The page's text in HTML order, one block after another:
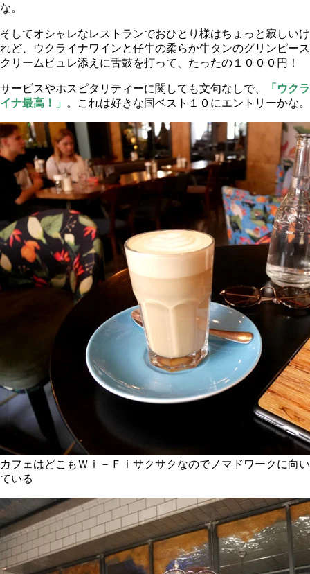
な。
そしてオシャレなレストランでおひとり様はちょっと寂しいけ
れど、ウクライナワインと仔牛の柔らか牛タンのグリンピース
クリームピュレ添えに舌鼓を打って、たったの１０００円！
サービスやホスピタリティーに関しても文句なしで、
「ウクラ
イナ最高！」
。これは好きな国ベスト１０にエントリーかな。
カフェはどこもＷｉ－Ｆｉサクサクなのでノマドワークに向い
ている